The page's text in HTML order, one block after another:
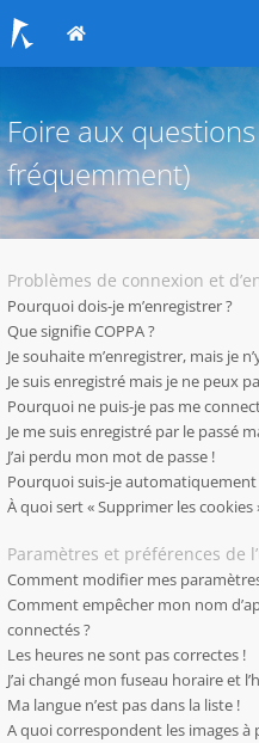
Foire aux
fréquemment)
Problèmes de connexion et
Pourquoi dois-je m’enregistrer ?
Que signifie COPPA ?
Je souhaite m’enregistrer, mais je
Je suis enregistré mais je ne peux
Pourquoi ne puis-je pas me
Je me suis enregistré par le passé
J’ai perdu mon mot de passe !
Pourquoi suis-je automatiquement
À quoi sert « Supprimer les cookies
Paramètres et préférences de
Comment modifier mes
Comment empêcher mon nom
connectés ?
Les heures ne sont pas correctes !
J’ai changé mon fuseau horaire et
Ma langue n’est pas dans la liste !
A quoi correspondent les images